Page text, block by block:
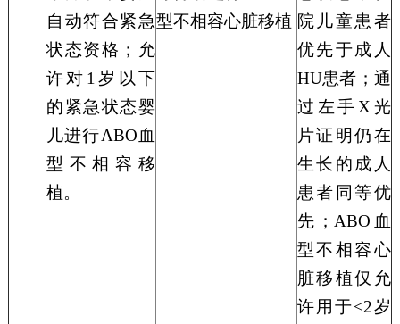
自动符合紧急
状态资格 ； 允
许对 1岁以下
的紧急状态婴
儿进行ABO血
型不相容移
植。
型不相容心脏移植 院儿童患者
优先于成人
HU患者；通
过左手 X 光
片证明仍在
生长的成人
患者同等优
先； ABO血
型不相容心
脏移植仅允
许用于<2岁